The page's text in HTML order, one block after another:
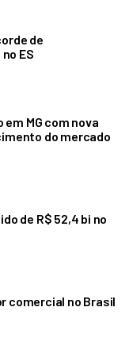
de
ES
MG com nova
do mercado
de R$ 52,4 bi no
comercial no Brasil